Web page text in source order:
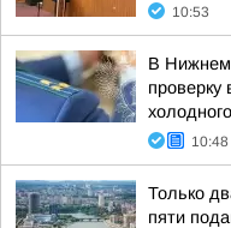
10:53
В Нижнем
проверку
10:48
Только
пяти